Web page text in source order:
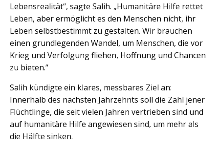
Lebensrealität“, sagte Salih. „Humanitäre Hilfe rettet
Leben, aber ermöglicht es den Menschen nicht, ihr
Leben selbstbestimmt zu gestalten. Wir brauchen
einen grundlegenden Wandel, um Menschen, die vor
Krieg und Verfolgung fliehen, Hoffnung und Chancen
zu bieten.“
Salih kündigte ein klares, messbares Ziel an:
Innerhalb des nächsten Jahrzehnts soll die Zahl jener
Flüchtlinge, die seit vielen Jahren vertrieben sind und
auf humanitäre Hilfe angewiesen sind, um mehr als
die Hälfte sinken.